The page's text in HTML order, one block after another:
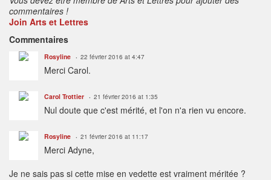
commentaires !
Join Arts et Lettres
Commentaires
Rosyline 22 février 2016 at 4:47
Merci Carol.
Carol Trottier 21 février 2016 at 1:35
Nul doute que c'est mérité, et l'on n'a rien vu encore.
Rosyline 21 février 2016 at 11:17
Merci Adyne,
Je ne sais pas si cette mise en vedette est vraiment méritée ?